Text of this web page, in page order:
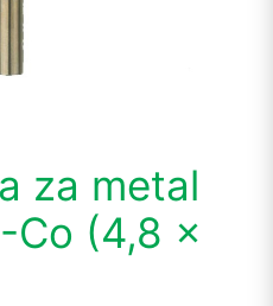
za metal
Co (4,8 x